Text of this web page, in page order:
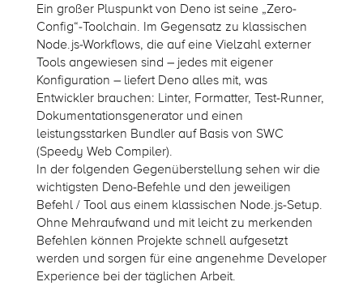
Ein großer Pluspunkt von Deno ist seine „Zero-
Config“-Toolchain. Im Gegensatz zu klassischen
Node.js-Workflows, die auf eine Vielzahl externer
Tools angewiesen sind – jedes mit eigener
Konfiguration – liefert Deno alles mit, was
Entwickler brauchen: Linter, Formatter, Test-Runner,
Dokumentationsgenerator und einen
leistungsstarken Bundler auf Basis von SWC
(Speedy Web Compiler).
In der folgenden Gegenüberstellung sehen wir die
wichtigsten Deno-Befehle und den jeweiligen
Befehl / Tool aus einem klassischen Node.js-Setup.
Ohne Mehraufwand und mit leicht zu merkenden
Befehlen können Projekte schnell aufgesetzt
werden und sorgen für eine angenehme Developer
Experience bei der täglichen Arbeit.